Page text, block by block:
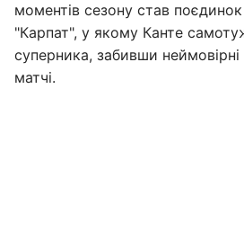
моментів сезону став
"Карпат", у якому Канте
суперника, забивши
матчі.